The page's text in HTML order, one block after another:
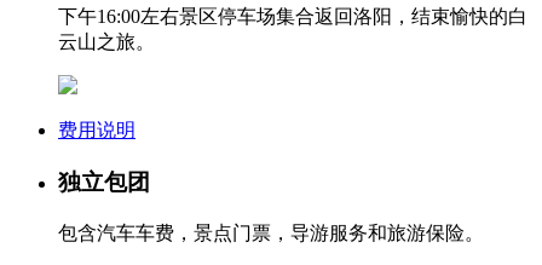
下午16:00左右景区停车场集合返回洛阳，结束愉快的白
云山之旅。
费用说明
独立包团
包含汽车车费，景点门票，导游服务和旅游保险。